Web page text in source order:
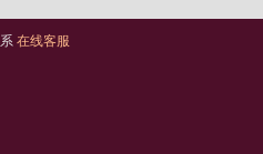
在线客服